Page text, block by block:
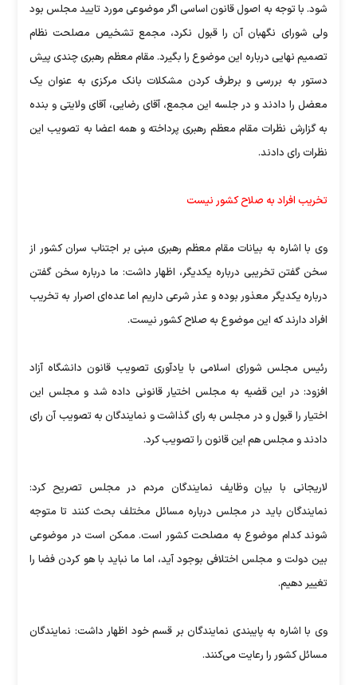
شود. با توجه به اصول قانون اساسی اگر موضوعی مورد تایید مجلس بود
ولی شورای نگهبان آن را قبول نکرد، مجمع تشخیص مصلحت نظام
تصمیم نهایی درباره این موضوع را بگیرد. مقام معظم رهبری چندی پیش
دستور به بررسی و برطرف کردن مشکلات بانک مرکزی به عنوان یک
معضل را دادند و در جلسه این مجمع، آقای رضایی، آقای ولایتی و بنده
به گزارش نظرات مقام معظم رهبری پرداخته و همه اعضا به تصویب این
نظرات رای دادند.
تخریب افراد به صلاح کشور نیست
وی با اشاره به بیانات مقام معظم رهبری مبنی بر اجتناب سران کشور از
سخن گفتن تخریبی درباره یکدیگر، اظهار داشت: ما درباره سخن گفتن
درباره یکدیگر معذور بوده و عذر شرعی داریم اما عده‌ای اصرار به تخریب
افراد دارند که این موضوع به صلاح کشور نیست.
رئیس مجلس شورای اسلامی با یادآوری تصویب قانون دانشگاه آزاد
افزود: در این قضیه به مجلس اختیار قانونی داده شد و مجلس این
اختیار را قبول و در مجلس به رای گذاشت و نمایندگان به تصویب آن رای
دادند و مجلس هم این قانون را تصویب کرد.
لاریجانی با بیان وظایف نمایندگان مردم در مجلس تصریح کرد:
نمایندگان باید در مجلس درباره مسائل مختلف بحث کنند تا متوجه
شوند کدام موضوع به مصلحت کشور است. ممکن است در موضوعی
بین دولت و مجلس اختلافی بوجود آید، اما ما نباید با هو کردن فضا را
تغییر دهیم.
وی با اشاره به پایبندی نمایندگان بر قسم خود اظهار داشت: نمایندگان
مسائل کشور را رعایت می‌کنند.